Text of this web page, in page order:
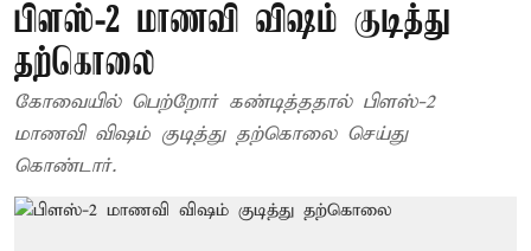
பிளஸ்-2 மாணவி விஷம் குடித்து
தற்கொலை
கோவையில் பெற்றோர் கண்டித்ததால் பிளஸ்-2
மாணவி விஷம் குடித்து தற்கொலை செய்து
கொண்டார்.